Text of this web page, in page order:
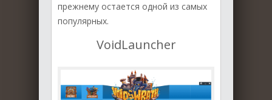
прежнему остается одной из самых
популярных.
VoidLauncher